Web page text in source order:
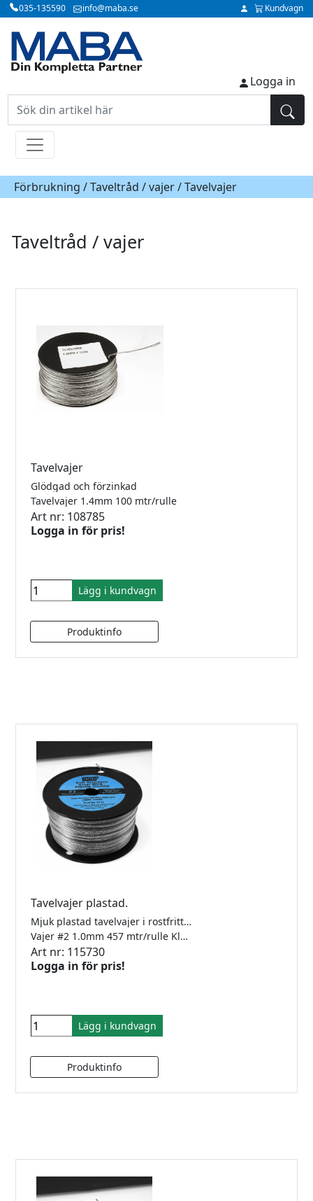
035-135590 info@maba.se Kundvagn
Logga in
Förbrukning /Taveltråd / vajer/ Tavelvajer
Taveltråd / vajer
Tavelvajer
Glödgad och förzinkad
Tavelvajer 1.4mm 100 mtr/rulle
Art nr: 108785
Logga in för pris!
Lägg i kundvagn
Tavelvajer plastad.
Mjuk plastad tavelvajer i rostfritt stål. För att knytas.
Vajer #2 1.0mm 457 mtr/rulle Klarar 8kg
Art nr: 115730
Logga in för pris!
Lägg i kundvagn